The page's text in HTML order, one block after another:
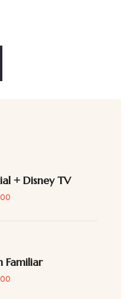
+ Disney TV
Familiar